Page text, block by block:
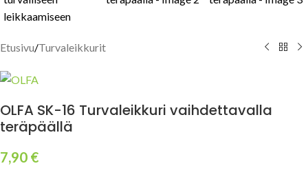
Etusivu/Turvaleikkurit
OLFA SK-16 Turvaleikkuri vaihdettavalla
teräpäällä
7,90 €